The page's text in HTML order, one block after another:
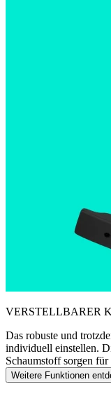
VERSTELLBARER
Das robuste und
individuell einstellen.
Schaumstoff sorgen
Weitere Funktionen